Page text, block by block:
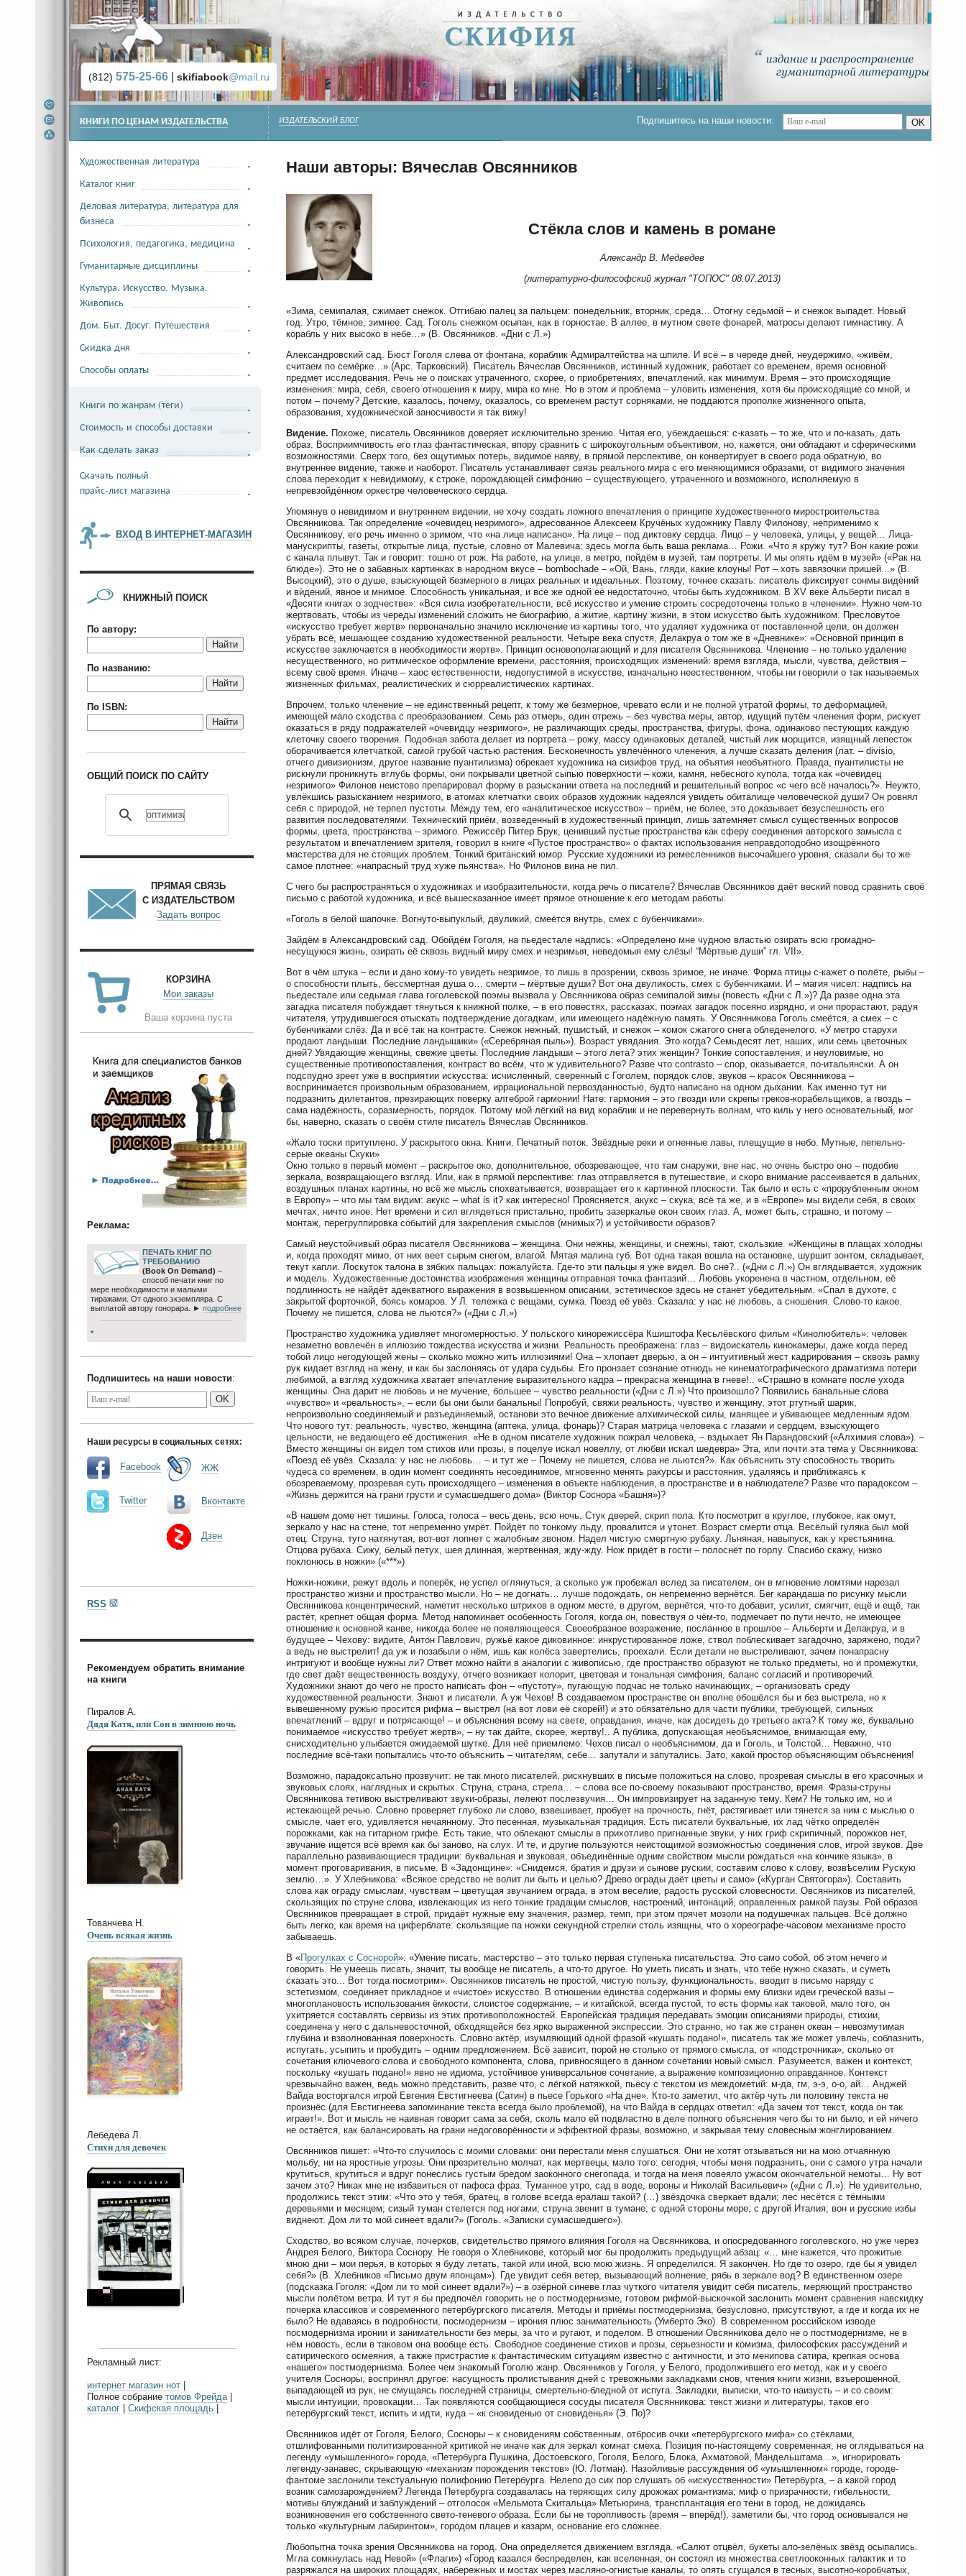
(812) 575-25-66 skifiabook@mail.ru
ИЗДАТЕЛЬСКИЙ БЛОГ Подпишитесь на наши новости: OK
Наши авторы: Вячеслав Овсянников
Стёкла слов и камень в романе
Александр В. Медведев
(литературно-философский журнал "ТОПОС" 08.07.2013)
«Зима, семипалая, сжимает снежок. Отгибаю палец за пальцем: понедельник, вторник, среда… Отогну седьмой – и снежок выпадет. Новый
год. Утро, тёмное, зимнее. Сад. Гоголь снежком осыпан, как в горностае. В аллее, в мутном свете фонарей, матросы делают гимнастику. А
корабль у них высоко в небе…» (В. Овсянников. «Дни с Л.»)
Александровский сад. Бюст Гоголя слева от фонтана, кораблик Адмиралтейства на шпиле. И всё – в череде дней, неудержимо, «живём,
считаем по семёрке…» (Арс. Тарковский). Писатель Вячеслав Овсянников, истинный художник, работает со временем, время основной
предмет исследования. Речь не о поисках утраченного, скорее, о приобретениях, впечатлений, как минимум. Время – это происходящие
изменения: мира, себя, своего отношения к миру, мира ко мне. Но в этом и проблема – уловить изменения, хотя бы происходящие со мной, и
потом – почему? Детские, казалось, почему, оказалось, со временем растут сорняками, не поддаются прополке жизненного опыта,
образования, художнической заносчивости я так вижу!
Видение. Похоже, писатель Овсянников доверяет исключительно зрению. Читая его, убеждаешься: с-казать – то же, что и по-казать, дать
образ. Восприимчивость его глаз фантастическая, впору сравнить с широкоугольным объективом, но, кажется, они обладают и сферическими
возможностями. Сверх того, без ощутимых потерь, видимое наяву, в прямой перспективе, он конвертирует в своего рода обратную, во
внутреннее видение, также и наоборот. Писатель устанавливает связь реального мира с его меняющимися образами, от видимого значения
слова переходит к невидимому, к строке, порождающей симфонию – существующего, утраченного и возможного, исполняемую в
непревзойдённом оркестре человеческого сердца.
Упомянув о невидимом и внутреннем видении, не хочу создать ложного впечатления о принципе художественного миростроительства
Овсянникова. Так определение «очевидец незримого», адресованное Алексеем Кручёных художнику Павлу Филонову, неприменимо к
Овсянникову, его речь именно о зримом, что «на лице написано». На лице – под диктовку сердца. Лицо – у человека, улицы, у вещей… Лица-
манускрипты, газеты, открытые лица, пустые, словно от Малевича: здесь могла быть ваша реклама… Рожи. «Что я кружу тут? Вон какие рожи
с канала плывут. Так и говорит: тошно от рож. На работе, на улице, в метро, пойдём в музей, там портреты. И мы опять идём в музей» («Рак на
блюде»). Это не о забавных картинках в народном вкусе – bombochade – «Ой, Вань, гляди, какие клоуны! Рот – хоть завязочки пришей...» (В.
Высоцкий), это о душе, взыскующей безмерного в лицах реальных и идеальных. Поэтому, точнее сказать: писатель фиксирует сонмы видѐний
и вѝдений, явное и мнимое. Способность уникальная, и всё же одной её недостаточно, чтобы быть художником. В XV веке Альберти писал в
«Десяти книгах о зодчестве»: «Вся сила изобретательности, всё искусство и умение строить сосредоточены только в членении». Нужно чем-то
жертвовать, чтобы из череды изменений сложить не биографию, а житие, картину жизни, в этом искусство быть художником. Пресловутое
«искусство требует жертв» первоначально значило исключение из картины того, что удаляет художника от поставленной цели, он должен
убрать всё, мешающее созданию художественной реальности. Четыре века спустя, Делакруа о том же в «Дневнике»: «Основной принцип в
искусстве заключается в необходимости жертв». Принцип основополагающий и для писателя Овсянникова. Членение – не только удаление
несущественного, но ритмическое оформление времени, расстояния, происходящих изменений: время взгляда, мысли, чувства, действия –
всему своё время. Иначе – хаос естественности, недопустимой в искусстве, изначально неестественном, чтобы ни говорили о так называемых
жизненных фильмах, реалистических и сюрреалистических картинах.
Впрочем, только членение – не единственный рецепт, к тому же безмерное, чревато если и не полной утратой формы, то деформацией,
имеющей мало сходства с преобразованием. Семь раз отмерь, один отрежь – без чувства меры, автор, идущий путём членения форм, рискует
оказаться в ряду подражателей «очевидцу незримого», не различающих среды, пространства, фигуры, фона, одинаково пестующих каждую
клеточку своего творения. Подобная забота делает из портрета – рожу, массу одинаковых деталей, чистый лик морщится, изящный лепесток
оборачивается клетчаткой, самой грубой частью растения. Бесконечность увлечённого членения, а лучше сказать деления (лат. – divisio,
отчего дивизионизм, другое название пуантилизма) обрекает художника на сизифов труд, на объятия необъятного. Правда, пуантилисты не
рискнули проникнуть вглубь формы, они покрывали цветной сыпью поверхности – кожи, камня, небесного купола, тогда как «очевидец
незримого» Филонов неистово препарировал форму в разыскании ответа на последний и решительный вопрос «с чего всё началось?». Неужто,
увлёкшись разысканием незримого, в атомах клетчатки своих образов художник надеялся увидеть обиталище человеческой души? Он ровнял
себя с природой, не терпел пустоты. Между тем, его «аналитическое искусство» – приём, не более, это доказывает безуспешность его
развития последователями. Технический приём, возведенный в художественный принцип, лишь затемняет смысл существенных вопросов
формы, цвета, пространства – зримого. Режиссёр Питер Брук, ценивший пустые пространства как сферу соединения авторского замысла с
результатом и впечатлением зрителя, говорил в книге «Пустое пространство» о фактах использования неправдоподобно изощрённого
мастерства для не стоящих проблем. Тонкий британский юмор. Русские художники из ремесленников высочайшего уровня, сказали бы то же
самое плотнее: «напрасный труд хуже пьянства». Но Филонов вина не пил.
С чего бы распространяться о художниках и изобразительности, когда речь о писателе? Вячеслав Овсянников даёт веский повод сравнить своё
письмо с работой художника, и всё вышесказанное имеет прямое отношение к его методам работы.
«Гоголь в белой шапочке. Вогнуто-выпуклый, двуликий, смеётся внутрь, смех с бубенчиками».
Зайдём в Александровский сад. Обойдём Гоголя, на пьедестале надпись: «Определено мне чудною властью озирать всю громадно-
несущуюся жизнь, озирать её сквозь видный миру смех и незримыя, неведомыя ему слёзы! “Мёртвые души” гл. VII».
Вот в чём штука – если и дано кому-то увидеть незримое, то лишь в прозрении, сквозь зримое, не иначе. Форма птицы с-кажет о полёте, рыбы –
о способности плыть, бессмертная душа о… смерти – мёртвые души? Вот она двуликость, смех с бубенчиками. И – магия чисел: надпись на
пьедестале или седьмая глава гоголевской поэмы вызвала у Овсянникова образ семипалой зимы (повесть «Дни с Л.»)? Да разве одна эта
загадка писателя побуждает тянуться к книжной полке, – в его повестях, рассказах, поэмах загадок посеяно изрядно, и они прорастают, радуя
читателя, утрудившегося отыскать подтверждение догадкам, или имеющего надёжную память. У Овсянникова Гоголь смеётся, а смех – с
бубенчиками слёз. Да и всё так на контрасте. Снежок нежный, пушистый, и снежок – комок сжатого снега обледенелого. «У метро старухи
продают ландыши. Последние ландышики» («Серебряная пыль»). Возраст увядания. Это когда? Семьдесят лет, наших, или семь цветочных
дней? Увядающие женщины, свежие цветы. Последние ландыши – этого лета? этих женщин? Тонкие сопоставления, и неуловимые, но
существенные противопоставления, контраст во всём, что ж удивительного? Разве что contrasto – спор, оказывается, по-итальянски. А он
подспудно зреет уже в восприятии искусства: исчисленный, сверенный с Гоголем, порядок слов, звуков – красок Овсянникова –
воспринимается произвольным образованием, иррациональной первозданностью, будто написано на одном дыхании. Как именно тут ни
подразнить дилетантов, презирающих поверку алгеброй гармонии! Нате: гармония – это гвозди или скрепы греков-корабельщиков, а гвоздь –
сама надёжность, соразмерность, порядок. Потому мой лёгкий на вид кораблик и не перевернуть волнам, что киль у него основательный, мог
бы, наверно, сказать о своём стиле писатель Вячеслав Овсянников.
«Жало тоски притуплено. У раскрытого окна. Книги. Печатный поток. Звёздные реки и огненные лавы, плещущие в небо. Мутные, пепельно-
серые океаны Скуки»
Окно только в первый момент – раскрытое око, дополнительное, обозревающее, что там снаружи, вне нас, но очень быстро оно – подобие
зеркала, возвращающего взгляд. Или, как в прямой перспективе: глаз отправляется в путешествие, и скоро внимание рассеивается в дальних,
воздушных планах картины, но всё же мысль спохватывается, возвращает его к картинной плоскости. Так было и есть с «прорубленным окном
в Европу» – что мы там видим: акукс – what is it? как интересно! Проясняется, акукс – скука, всё та же, и в «Европе» мы видели себя, в своих
мечтах, ничто иное. Нет времени и сил вглядеться пристально, пробить зазеркалье окон своих глаз. А, может быть, страшно, и потому –
монтаж, перегруппировка событий для закрепления смыслов (мнимых?) и устойчивости образов?
Самый неустойчивый образ писателя Овсянникова – женщина. Они нежны, женщины, и снежны, тают, скользкие. «Женщины в плащах холодны
и, когда проходят мимо, от них веет сырым снегом, влагой. Мятая малина губ. Вот одна такая вошла на остановке, шуршит зонтом, складывает,
текут капли. Лоскуток талона в зябких пальцах: пожалуйста. Где-то эти пальцы я уже видел. Во сне?.. («Дни с Л.») Он вглядывается, художник
и модель. Художественные достоинства изображения женщины отправная точка фантазий… Любовь укоренена в частном, отдельном, её
подлинность не найдёт адекватного выражения в возвышенном описании, эстетическое здесь не станет убедительным. «Спал в духоте, с
закрытой форточкой, боясь комаров. У Л. тележка с вещами, сумка. Поезд её увёз. Сказала: у нас не любовь, а сношения. Слово-то какое.
Почему не пишется, слова не льются?» («Дни с Л.»)
Пространство художника удивляет многомерностью. У польского кинорежиссёра Кшиштофа Кесьлёвского фильм «Кинолюбитель»: человек
незаметно вовлечён в иллюзию тождества искусства и жизни. Реальность преображена: глаз – видоискатель кинокамеры, даже когда перед
тобой лицо негодующей жены – сколько можно жить иллюзиями! Она – хлопает дверью, а он – интуитивный жест кадрирования – сквозь рамку
рук кидает взгляд на жену, и как бы заслоняясь от удара судьбы. Его пронзает сознание отнюдь не кинематографического драматизма потери
любимой, а взгляд художника хватает впечатление выразительного кадра – прекрасна женщина в гневе!.. «Страшно в комнате после ухода
женщины. Она дарит не любовь и не мучение, большее – чувство реальности («Дни с Л.») Что произошло? Появились банальные слова
«чувство» и «реальность», – если бы они были банальны! Попробуй, свяжи реальность, чувство и женщину, этот ртутный шарик,
непроизвольно соединяемый и разъединяемый, останови это вечное движение алхимической силы, манящее и убивающее медленным ядом.
Что нового тут: реальность, чувство, женщина (аптека, улица, фонарь)? Старая матрица человека с глазами и сердцем, взыскующего
цельности, не ведающего её достижения. «Не в одном писателе художник пожрал человека, – вздыхает Ян Парандовский («Алхимия слова»). –
Вместо женщины он видел том стихов или прозы, в поцелуе искал новеллу, от любви искал шедевра» Эта, или почти эта тема у Овсянникова:
«Поезд её увёз. Сказала: у нас не любовь… – и тут же – Почему не пишется, слова не льются?». Как объяснить эту способность творить
чудеса со временем, в один момент соединять несоединимое, мгновенно менять ракурсы и расстояния, удаляясь и приближаясь к
обозреваемому, прозревая суть происходящего – изменения в объекте наблюдения, в пространстве и в наблюдателе? Разве что парадоксом –
«Жизнь держится на грани грусти и сумасшедшего дома» (Виктор Соснора «Башня»)?
«В нашем доме нет тишины. Голоса, голоса – весь день, всю ночь. Стук дверей, скрип пола. Кто посмотрит в круглое, глубокое, как омут,
зеркало у нас на стене, тот непременно умрёт. Пойдёт по тонкому льду, провалится и утонет. Возраст смерти отца. Весёлый гуляка был мой
отец. Струна, туго натянутая, вот-вот лопнет с жалобным звоном. Надел чистую смертную рубаху. Льняная, навыпуск, как у крестьянина.
Отцова рубаха. Сижу, белый петух, шея длинная, жертвенная, жду-жду. Нож придёт в гости – полоснёт по горлу. Спасибо скажу, низко
поклонюсь в ножки» («***»)
Ножки-ножики, режут вдоль и поперёк, не успел оглянуться, а сколько уж пробежал вслед за писателем, он в мгновение ломтями нарезал
пространство жизни и пространство мысли. Но – не догнать… лучше подождать, он непременно вернётся. Бег карандаша по рисунку мысли
Овсянникова концентрический, наметит несколько штрихов в одном месте, в другом, вернётся, что-то добавит, усилит, смягчит, ещё и ещё, так
растёт, крепнет общая форма. Метод напоминает особенность Гоголя, когда он, повествуя о чём-то, подмечает по пути нечто, не имеющее
отношение к основной канве, никогда более не появляющееся. Своеобразное возражение, посланное в прошлое – Альберти и Делакруа, и в
будущее – Чехову: видите, Антон Павлович, ружьё какое диковинное: инкрустированное ложе, ствол поблескивает загадочно, заряжено, поди?
а ведь не выстрелит! да уж и позабыли о нём, ишь как колёса завертелись, проехали. Если детали не выстреливают, зачем понапрасну
интригуют и вообще нужны ли? Ответ можно найти в аналогии с живописью, где пространство образуют не только предметы, но и промежутки,
где свет даёт вещественность воздуху, отчего возникает колорит, цветовая и тональная симфония, баланс согласий и противоречий.
Художники знают до чего не просто написать фон – «пустоту», пугающую подчас не только начинающих, – организовать среду
художественной реальности. Знают и писатели. А уж Чехов! В создаваемом пространстве он вполне обошёлся бы и без выстрела, но к
вывешенному ружью просится рифма – выстрел (на вот лови её скорей!) и это обязательно для части публики, требующей, сильных
впечатлений – вдруг и потрясающе! – и объяснения всему на свете, оправдания, иначе, как досидеть до третьего акта? К тому же, буквально
понимаемое «искусство требует жертв», – ну так дайте, скорее, жертву!.. А публика, допускающая необъяснимое, внимающая ему,
снисходительно улыбается ожидаемой шутке. Для неё приемлемо: Чехов писал о необъяснимом, да и Гоголь, и Толстой… Неважно, что
последние всё-таки попытались что-то объяснить – читателям, себе… запутали и запутались. Зато, какой простор объясняющим объяснения!
Возможно, парадоксально прозвучит: не так много писателей, рискнувших в письме положиться на слово, прозревая смыслы в его красочных и
звуковых слоях, наглядных и скрытых. Струна, страна, стрела… – слова все по-своему показывают пространство, время. Фразы-струны
Овсянникова тетивою выстреливают звуки-образы, лелеют послезвучия… Он импровизирует на заданную тему. Кем? Не только им, но и
истекающей речью. Словно проверяет глубоко ли слово, взвешивает, пробует на прочность, гнёт, растягивает или тянется за ним с мыслью о
смысле, чает его, удивляется нечаянному. Это песенная, музыкальная традиция. Есть писатели буквальные, их лад чётко определён
порожками, как на гитарном грифе. Есть такие, что облекают смыслы в прихотливо пригнанные звуки, у них гриф скрипичный, порожков нет,
звучание ищется всё время как бы заново, на слух. И те, и другие пользуются неистощимой возможностью соединения слов, игрой звуков. Две
параллельно развивающиеся традиции: буквальная и звуковая, объединённые одним свойством мысли рождаться «на кончике языка», в
момент проговаривания, в письме. В «Задонщине»: «Снидемся, братия и друзи и сынове рускии, составим слово к слову, возвѣселим Рускую
землю…». У Хлебникова: «Всякое средство не волит ли быть и целью? Древо ограды даёт цветы и само» («Курган Святогора»). Составить
слова как ограду смыслам, чувствам – цветущая звучанием ограда, в этом веселие, радость русской словесности. Овсянников из писателей,
скользящих по струне слова, извлекающих из него тонкие градации смыслов, настроений, интонаций, оправленных рамкой паузы. Рой образов
Овсянников превращает в строй, придаёт нужные ему значения, размер, темп, при этом прячет мозоли на подушечках пальцев. Всё должно
быть легко, как время на циферблате: скользящие па ножки секундной стрелки столь изящны, что о хореографе-часовом механизме просто
забываешь.
В «Прогулках с Соснорой»: «Умение писать, мастерство – это только первая ступенька писательства. Это само собой, об этом нечего и
говорить. Не умеешь писать, значит, ты вообще не писатель, а что-то другое. Но уметь писать и знать, что тебе нужно сказать, и суметь
сказать это... Вот тогда посмотрим». Овсянников писатель не простой, чистую пользу, функциональность, вводит в письмо наряду с
эстетизмом, соединяет прикладное и «чистое» искусство. В отношении единства содержания и формы ему близки идеи греческой вазы –
многоплановость использования ёмкости, слоистое содержание, – и китайской, всегда пустой, то есть формы как таковой, мало того, он
ухитряется составлять сервизы из этих противоположностей. Европейская традиция передавать эмоции описаниями природы, стихии,
соединена у него с дальневосточной, обходящейся без ярко выраженной экспрессии. Это странно, но так же странен океан – невозмутимая
глубина и взволнованная поверхность. Словно актёр, изумляющий одной фразой «кушать подано!», писатель так же может увлечь, соблазнить,
испугать, усыпить и пробудить – одним предложением. Всё зависит, порой не столько от прямого смысла, от «подстрочника», сколько от
сочетания ключевого слова и свободного компонента, слова, привносящего в данном сочетании новый смысл. Разумеется, важен и контекст,
поскольку «кушать подано!» явно не идиома, устойчивое универсальное сочетание, а выражение композиционно оправданное. Контекст
чрезвычайно важен, ведь можно представить, разве что, с лёгкой натяжкой, пьесу с текстом из междометий: м-да, гм, э-э, о-о, ай… Анджей
Вайда восторгался игрой Евгения Евстигнеева (Сатин) в пьесе Горького «На дне». Кто-то заметил, что актёр чуть ли половину текста не
произнёс (для Евстигнеева запоминание текста всегда было проблемой), на что Вайда в сердцах ответил: «Да зачем тот текст, когда он так
играет!». Вот и мысль не наивная говорит сама за себя, сколь мало ей подвластно в деле полного объяснения чего бы то ни было, и ей ничего
не остаётся, как балансировать на грани недоговорённости и эффектной фразы, возможно, и закрывая тему словесным жонглированием.
Овсянников пишет: «Что-то случилось с моими словами: они перестали меня слушаться. Они не хотят отзываться ни на мою отчаянную
мольбу, ни на яростные угрозы. Они презрительно молчат, как мертвецы, мало того: сегодня, чтобы меня подразнить, они с самого утра начали
крутиться, крутиться и вдруг понеслись густым бредом заоконного снегопада, и тогда на меня повеяло ужасом окончательной немоты… Ну вот
зачем это? Никак мне не избавиться от пафоса фраз. Туманное утро, сад в воде, вороны и Николай Васильевич» («Дни с Л.»). Не удивительно,
продолжись текст этим: «Что это у тебя, братец, в голове всегда ералаш такой? (…) звёздочка сверкает вдали; лес несётся с тёмными
деревьями и месяцем; сизый туман стелется под ногами; струна звенит в тумане; с одной стороны море, с другой Италия; вон и русские избы
виднеют. Дом ли то мой синеет вдали?» (Гоголь. «Записки сумасшедшего»).
Сходство, во всяком случае, почерков, свидетельство прямого влияния Гоголя на Овсянникова, и опосредованного гоголевского, но уже через
Андрея Белого, Виктора Соснору. Не говоря о Хлебникове, который мог бы продолжить предыдущий абзац: «… мне кажется, что прожитые
мною дни – мои перья, в которых я буду летать, такой или иной, всю мою жизнь. Я определился. Я закончен. Но где то озеро, где бы я увидел
себя?» (В. Хлебников «Письмо двум японцам»). Где увидит себя ветер, вызывающий волнение, рябь в зеркале вод? В единственном озере
(подсказка Гоголя: «Дом ли то мой синеет вдали?») – в озёрной синеве глаз чуткого читателя увидит себя писатель, меряющий пространство
мысли полётом ветра. И тут я бы предпочёл говорить не о постмодернизме, готовом рифмой-выскочкой заслонить момент сравнения навскидку
почерка классиков и современного петербургского писателя. Методы и приёмы постмодернизма, безусловно, присутствуют, а где и когда их не
было? Не вдаваясь в подробности, посмодернизм – ирония плюс занимательность (Умберто Эко). В современном российском изводе
посмодернизма иронии и занимательности без меры, за что и ругают, и поделом. В отношении Овсянникова дело не о постмодернизме, не в
нём новость, если в таковом она вообще есть. Свободное соединение стихов и прозы, серьезности и комизма, философских рассуждений и
сатирического осмеяния, а также пристрастие к фантастическим ситуациям известно с античности, и это менипова сатира, крепкая основа
«нашего» постмодернизма. Более чем знакомый Гоголю жанр. Овсянников у Гоголя, у Белого, продолжившего его метод, как и у своего
учителя Сосноры, воспринял другое: насущность пролистывания дней с тревожными закладками снов, чтения книги жизни, взъерошенной,
выпадающей из рук, не смущаясь последней страницы, смертельно-бледной от испуга. Закладки, выписки, что-то наизусть – и со своим:
мысли интуиции, провокации… Так появляются сообщающиеся сосуды писателя Овсянникова: текст жизни и литературы, таков его
петербургский текст, испить и идти, куда – «к сновиденью от сновиденья» (Э. По)?
Овсянников идёт от Гоголя, Белого, Сосноры – к сновидениям собственным, отбросив очки «петербургского мифа» со стёклами,
отшлифованными политизированной критикой не иначе как для зеркал комнат смеха. Позиция по-настоящему современная, не оглядываться на
легенду «умышленного» города, «Петербурга Пушкина, Достоевского, Гоголя, Белого, Блока, Ахматовой, Мандельштама…», игнорировать
легенду-занавес, скрывающую «механизм порождения текстов» (Ю. Лотман). Назойливые рассуждения об «умышленном» городе, городе-
фантоме заслонили текстуальную полифонию Петербурга. Нелепо до сих пор слушать об «искусственности» Петербурга, – а какой город
возник самозарождением? Легенда Петербурга создавалась на теряющих силу дрожжах романтизма; миф о призрачности, гибельности,
мотивы блужданий и заблуждений – отголосок «Мельмота Скитальца» Метьюрина, трансплантация его тени в город, не дожидаясь
возникновения его собственного свето-теневого образа. Если бы не торопливость (время – вперёд!), заметили бы, что город основывался не
только «культурным лабиринтом», городом плацев и казарм, основание его сложнее.
Любопытна точка зрения Овсянникова на город. Она определяется движением взгляда. «Салют отцвёл, букеты ало-зелёных звёзд осыпались.
Мгла сомкнулась над Невой» («Флаги») «Город казался беспределен, как вселенная, он состоял из множества светлооконных галактик и то
разряжался на широких площадях, набережных и мостах через масляно-огнистые каналы, то опять сгущался в тесных, высотно-коробчатых,
КНИГИ ПО ЦЕНАМ ИЗДАТЕЛЬСТВА
Художественная литература
Каталог книг
Деловая литература, литература для
бизнеса
Психология, педагогика, медицина
Гуманитарные дисциплины
Культура. Искусство. Музыка.
Живопись
Дом. Быт. Досуг. Путешествия
Скидка дня
Способы оплаты
Книги по жанрам (теги)
Стоимость и способы доставки
Как сделать заказ
Скачать полный
прайс-лист магазина
ВХОД В ИНТЕРНЕТ-МАГАЗИН
КНИЖНЫЙ ПОИСК
По автору:
Найти
По названию:
Найти
По ISBN:
Найти
ОБЩИЙ ПОИСК ПО САЙТУ
ПРЯМАЯ СВЯЗЬ
С ИЗДАТЕЛЬСТВОМ
Задать вопрос
КОРЗИНА
Мои заказы
Ваша корзина пуста
Реклама:
ПЕЧАТЬ КНИГ ПО
ТРЕБОВАНИЮ
(Book On Demand) –
способ печати книг по
мере необходимости и малыми
тиражами. От одного экземпляра. С
выплатой автору гонорара. ► подробнее
*
Подпишитесь на наши новости:
OK
Наши ресурсы в социальных сетях:
Facebook
Twitter
ЖЖ
Вконтакте
Дзен
RSS
Рекомендуем обратить внимание
на книги
Пиралов А.
Дядя Катя, или Сон в зимнюю ночь
Тованчева Н.
Очень всякая жизнь
Лебедева Л.
Стихи для девочек
Рекламный лист:
интернет магазин нот
Полное собрание томов Фрейда|
каталог
Скифская площадь